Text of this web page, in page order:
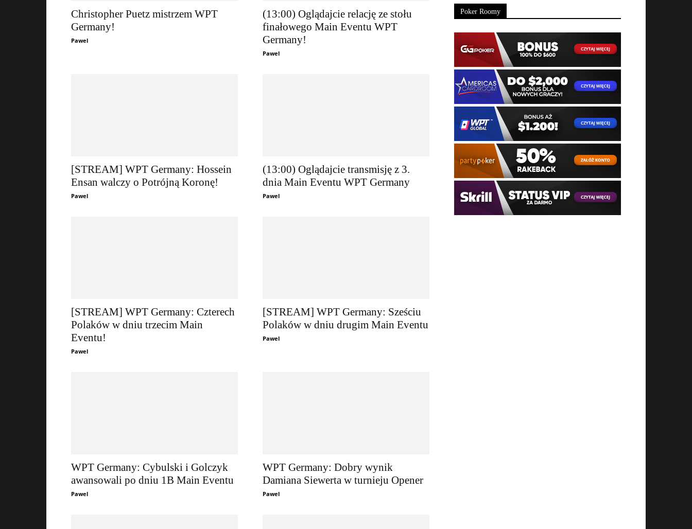
Christopher Puetz mistrzem WPT
Germany!
Pawel
(13:00) Oglądajcie relację ze stołu
finałowego Main Eventu WPT
Germany!
Pawel
[STREAM] WPT Germany: Hossein
Ensan walczy o Potrójną Koronę!
Pawel
(13:00) Oglądajcie transmisję z 3.
dnia Main Eventu WPT Germany
Pawel
[STREAM] WPT Germany: Czterech
Polaków w dniu trzecim Main
Eventu!
Pawel
[STREAM] WPT Germany: Sześciu
Polaków w dniu drugim Main Eventu
Pawel
WPT Germany: Cybulski i Golczyk
awansowali po dniu 1B Main Eventu
Pawel
WPT Germany: Dobry wynik
Damiana Siewerta w turnieju Opener
Pawel
Poker Roomy